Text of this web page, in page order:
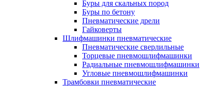
Буры для скальных пород
Буры по бетону
Пневматические дрели
Гайковерты
Шлифмашинки пневматические
Пневматические сверлильные
Торцевые пневмошлифмашинки
Радиальные пневмошлифмашинки
Угловые пневмошлифмашинки
Трамбовки пневматические